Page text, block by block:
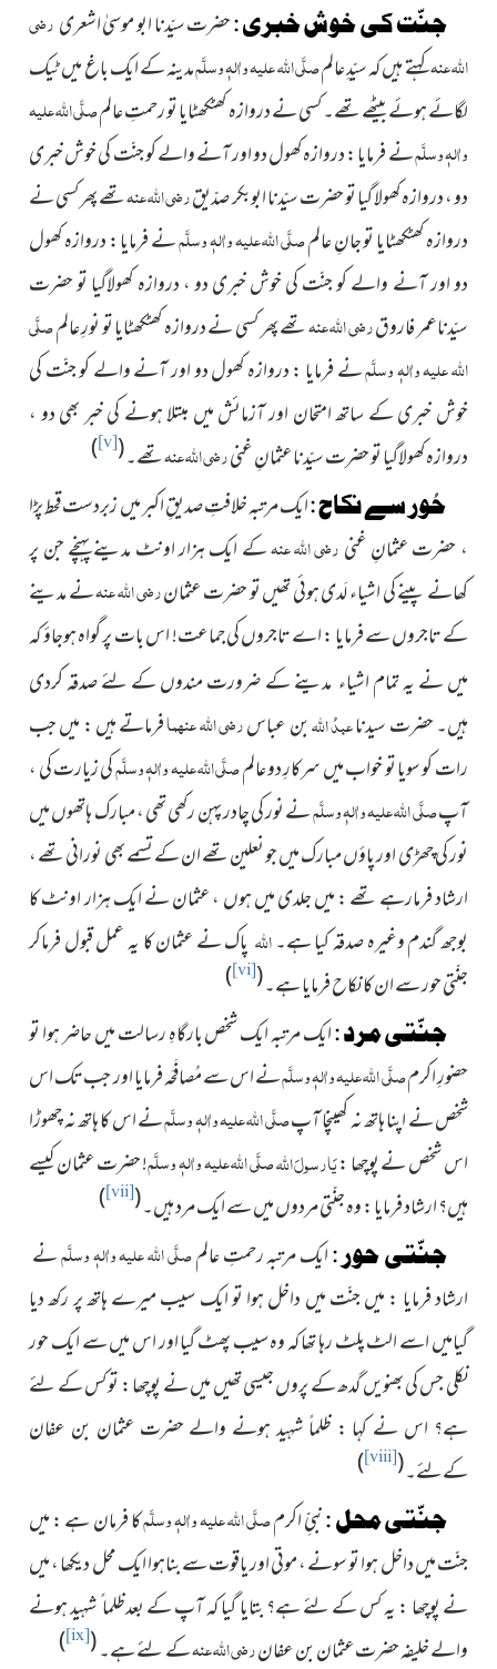
جنّت کی خوش خبری :حضرت سیّدنا ابو موسیٰ اشعریرضی
اللہ عنہکہتے ہیں کہ سیّدِ عالمصلَّی اللہ علیہ واٰلہٖ وسلَّممدینہ کے ایک باغ میں ٹیک
لگائے ہوئے بیٹھے تھے۔ کسی نے دروازہ کھٹکھٹایا تو رحمتِ عالمصلَّی اللہ علیہ
واٰلہٖ وسلَّمنے فرمایا : دروازہ کھول دو اور آنے والے کو جنّت کی خوش خبری
دو ، دروازہ کھولا گیا تو حضرت سیّدنا ابوبکر صدّیقرضی اللہ عنہتھے پھر کسی نے
دروازہ کھٹکھٹایا تو جانِ عالمصلَّی اللہ علیہ واٰلہٖ وسلَّمنے فرمایا : دروازہ کھول
دو اور آنے والے کو جنّت کی خوش خبری دو ، دروازہ کھولاگیا تو حضرت
سیّدناعمر فاروقرضی اللہ عنہتھے پھر کسی نے دروازہ کھٹکھٹایا تو نورِ عالمصلَّی
اللہ علیہ واٰلہٖ وسلَّمنے فرمایا : دروازہ کھول دو اور آنے والے کو جنّت کی
خوش خبری کے ساتھ امتحان اور آزمائش میں مبتلا ہونے کی خبر بھی دو ،
دروازہ کھولاگیا تو حضرت سیّدنا عثمانِ غنیرضی اللہ عنہتھے۔(
[v]
)
حُور سے نکاح :ایک مرتبہ خلافتِ صدیقِ اکبر میں زبردستقحط پڑا
، حضرت عثمانِ غنیرضی اللہ عنہکے ایک ہزار اونٹ مدینے پہنچے جن پر
کھانے پینے کی اشیاء لَدی ہوئی تھیں تو حضرت عثمانرضی اللہ عنہنے مدینے
کے تاجروں سے فرمایا : اے تاجروں کی جماعت! اس بات پر گواہ ہوجاؤ کہ
میں نے یہ تمام اشیاء مدینے کے ضرورت مندوں کے لئے صدقہ کردی
ہیں۔ حضرت سیدناعبدُاللّٰہبن عباسرضی اللہ عنہمافرماتے ہیں : میں جب
رات کو سویا تو خواب میں سرکارِ دو عالمصلَّی اللہ علیہ واٰلہٖ وسلَّمکی زیارت کی ،
آپصلَّی اللہ علیہ واٰلہٖ وسلَّمنے نور کی چادر پہن رکھی تھی ، مبارک ہاتھوں میں
نور کی چھڑی اور پاؤں مبارک میں جو نعلین تھے ان کے تسمے بھی نورانی تھے ،
ارشاد فرمارہے تھے : میں جلدی میں ہوں ، عثمان نے ایک ہزار اونٹ کا
بوجھ گندم وغیرہ صدقہ کیا ہے۔اللّٰہ پاک نے عثمان کا یہ عمل قبول فرماکر
جنّتی حور سے ان کا نکاح فرمایا ہے۔(
[vi]
)
جنّتی مرد :ایک مرتبہ ایک شخص بارگاہِ رسالت میں حاضر ہوا تو
حضورِ اکرمصلَّی اللہ علیہ واٰلہٖ وسلَّمنے اس سے مُصافَحَہ فرمایا اور جب تک اس
شخص نے اپنا ہاتھ نہ کھینچا آپصلَّی اللہ علیہ واٰلہٖ وسلَّمنے اس کا ہاتھ نہ چھوڑا
اس شخص نے پوچھا :یَارسولَاللہصلَّی اللہ علیہ واٰلہٖ وسلَّم! حضرت عثمان کیسے
ہیں؟ ارشاد فرمایا : وہ جنّتی مردوں میں سے ایک مرد ہیں۔(
[vii]
)
جنّتی حور :ایک مرتبہ رحمتِ عالمصلَّی اللہ علیہ واٰلہٖ وسلَّمنے
ارشاد فرمایا : میں جنّت میں داخل ہوا تو ایک سیب میرے ہاتھ پر رکھ دیا
گیامیں اسے الٹ پلٹ رہا تھا کہ وہ سیب پھٹ گیا اور اس میں سے ایک حور
نکلی جس کی بھنویں گدھ کے پروں جیسی تھیں میں نے پوچھا : تو کس کے لئے
ہے؟ اس نے کہا : ظلماً شہید ہونے والے حضرت عثمان بن عفان
کےلئے۔(
[viii]
)
جنّتی محل :نبیِّ اکرمصلَّی اللہ علیہ واٰلہٖ وسلَّمکا فرمان ہے : میں
جنّت میں داخل ہوا تو سونے ، موتی اور یاقوت سے بناہوا ایک محل دیکھا ، میں
نے پوچھا : یہ کس کے لئے ہے؟ بتایا گیا کہ آپ کے بعدظلما ً شہید ہونے
والے خلیفہ حضرت عثمان بن عفانرضی اللہ عنہکے لئے ہے۔(
[ix]
)